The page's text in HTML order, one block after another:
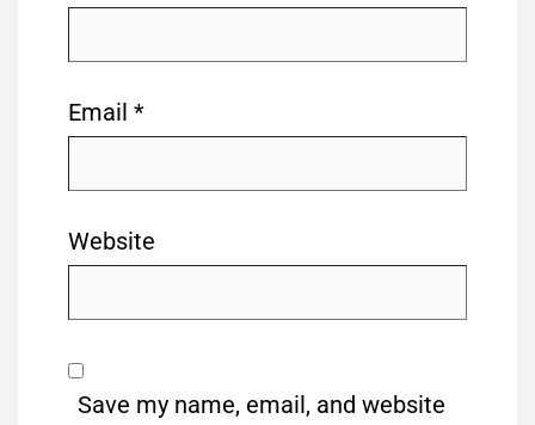
Email *
Website
Save my name, email, and website